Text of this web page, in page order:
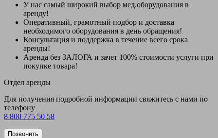
У нас самый широкий выбор мед.оборудования в
аренду!
Оперативный, грамотный подбор и доставка
необходимого оборудования в день обращения!
Консультация и поддержка в течение всего срока
аренды!
Аренда без ЗАЛОГА и зачет 100% стоимости услуги при
покупке товара!
Отдел аренды
Для получения подробной информации свяжитесь с нами по
телефону
8 800 775 50 58
Позвонить